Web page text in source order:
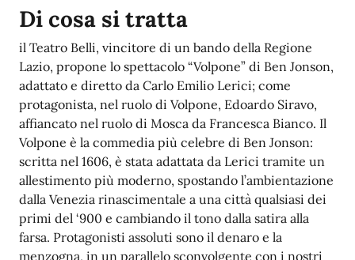
Di cosa si tratta
il Teatro Belli, vincitore di un bando della Regione
Lazio, propone lo spettacolo “Volpone” di Ben Jonson,
adattato e diretto da Carlo Emilio Lerici; come
protagonista, nel ruolo di Volpone, Edoardo Siravo,
affiancato nel ruolo di Mosca da Francesca Bianco. Il
Volpone è la commedia più celebre di Ben Jonson:
scritta nel 1606, è stata adattata da Lerici tramite un
allestimento più moderno, spostando l’ambientazione
dalla Venezia rinascimentale a una città qualsiasi dei
primi del ‘900 e cambiando il tono dalla satira alla
farsa. Protagonisti assoluti sono il denaro e la
menzogna, in un parallelo sconvolgente con i nostri